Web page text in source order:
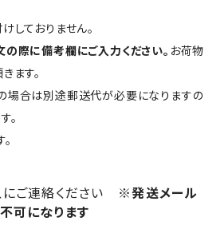
しておりません。
際に備考欄にご入力ください。 お荷物
ます。
場合は別途郵送代が必要になりますの
。
ご連絡ください ※発送メール
可になります